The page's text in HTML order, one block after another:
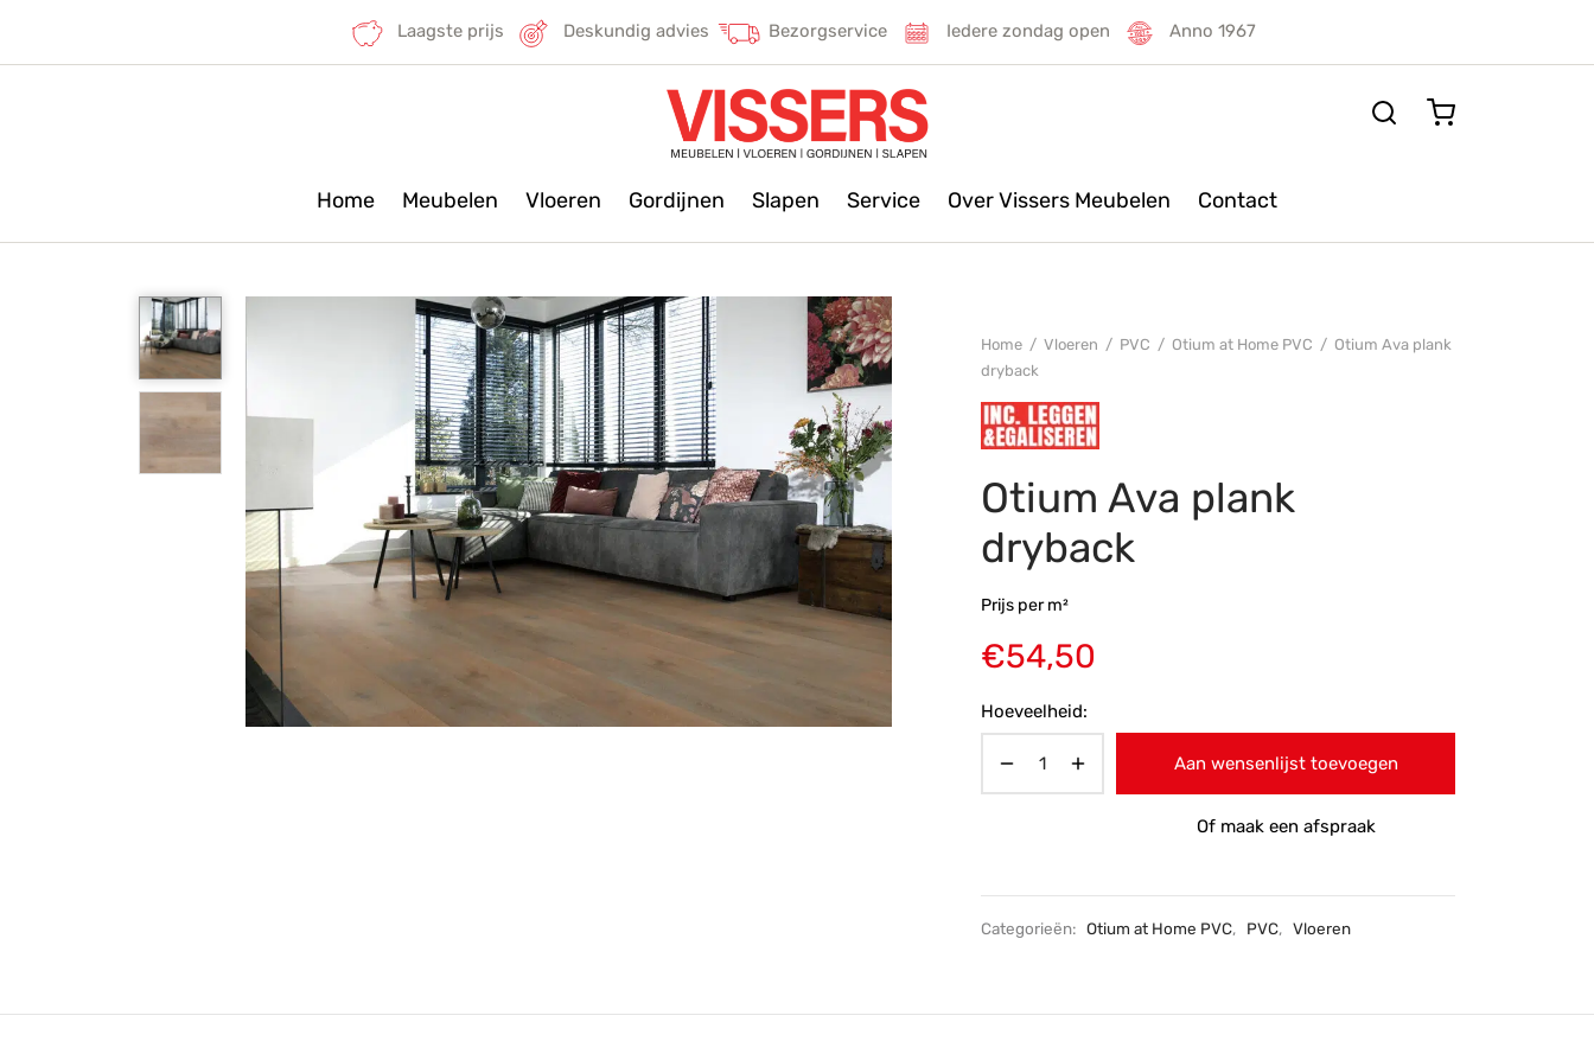
Laagste prijs Deskundig advies Bezorgservice Iedere zondag open Anno 1967
Home Meubelen Vloeren Gordijnen Slapen Service Over Vissers Meubelen Contact
Home / Vloeren / PVC / Otium at Home PVC / Otium Ava plank
dryback
Otium Ava plank
dryback
Prijs per m²
€54,50
Hoeveelheid:
Aan wensenlijst toevoegen
Of maak een afspraak
Categorieën: Otium at Home PVC, PVC, Vloeren